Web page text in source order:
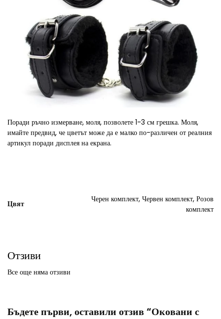
Поради ръчно измерване, моля, позволете 1-3 см грешка. Моля,
имайте предвид, че цветът може да е малко по-различен от реалния
артикул поради дисплея на екрана.
Цвят
Черен комплект, Червен комплект, Розов
комплект
Отзиви
Все още няма отзиви
Бъдете първи, оставили отзив “Оковани с